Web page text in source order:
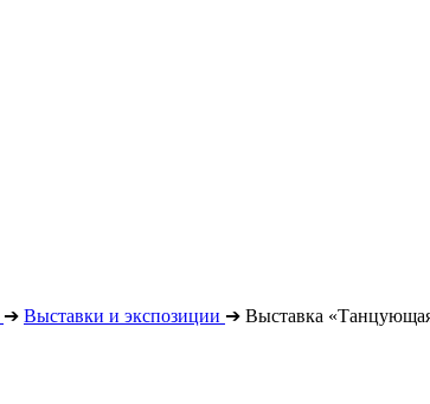
➔ Выставки и экспозиции ➔ Выставка